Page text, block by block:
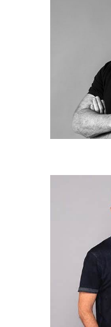
של בראשית